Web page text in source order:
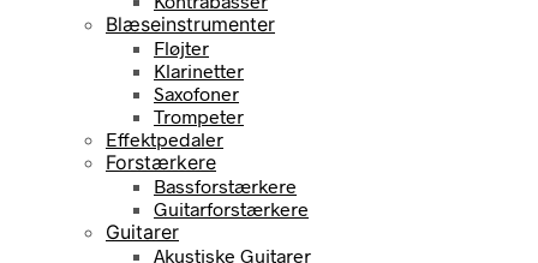
Blæseinstrumenter
Fløjter
Klarinetter
Saxofoner
Trompeter
Effektpedaler
Forstærkere
Bassforstærkere
Guitarforstærkere
Guitarer
Akustiske Guitarer